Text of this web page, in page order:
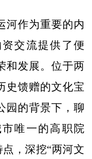
作为重要的内
交流提供了便
和发展。位于两
史馈赠的文化宝
园的背景下，聊
唯一的高职院
，深挖“两河文